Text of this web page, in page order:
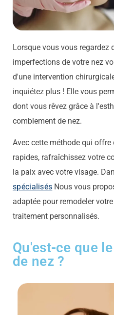
Lorsque vous vous regardez
imperfections de votre nez
d'une intervention
inquiétez plus ! Elle vous
dont vous rêvez grâce à
comblement de nez.
Avec cette méthode qui
rapides, rafraîchissez votre
la paix avec votre visage.
spécialisés Nous vous
adaptée pour remodeler
traitement personnalisés.
Qu'est-ce que
de nez ?